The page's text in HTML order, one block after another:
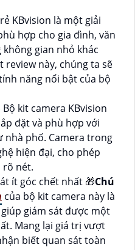
KBvision là một giải
hợp cho gia đình, văn
gian nhỏ khác
review này, chúng ta sẽ
năng nổi bật của bộ
kit camera KBvision
đặt và phù hợp với
nhà phố. Camera trong
hiện đại, cho phép
rõ nét.
ít góc chết nhất 🎁Chú
của bộ kit camera này là
giám sát được một
Mang lại giá trị vượt
biết quan sát toàn